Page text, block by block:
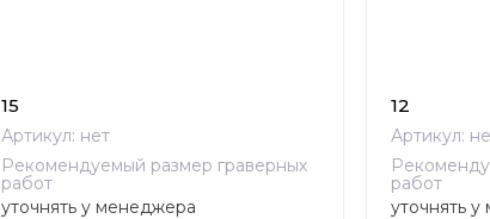
15
Артикул: нет
Рекомендуемый размер граверных
работ
уточнять у менеджера
12
Артикул:
работ
уточнять